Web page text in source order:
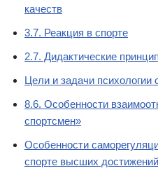
качеств
3.7. Реакция в спорте
2.7. Дидактические
Цели и задачи психологии
8.6. Особенности
спортсмен»
Особенности
спорте высших достижений